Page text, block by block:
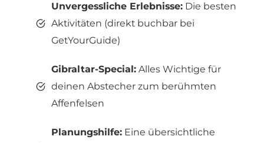
Unvergessliche Erlebnisse:Die besten
Aktivitäten (direkt buchbar bei
GetYourGuide)
Gibraltar-Special:Alles Wichtige für
deinen Abstecher zum berühmten
Affenfelsen
Planungshilfe:Eine übersichtliche